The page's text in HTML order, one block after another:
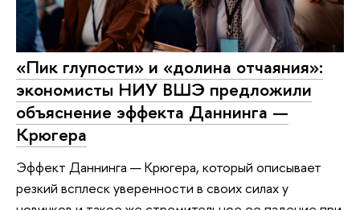
«Пик глупости» и «долина отчаяния»:
экономисты НИУ ВШЭ предложили
объяснение эффекта Даннинга —
Крюгера
Эффект Даннинга — Крюгера, который описывает
резкий всплеск уверенности в своих силах у